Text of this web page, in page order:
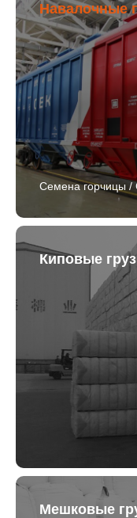
Навалочные
Семена горчицы /
Киповые
Мешковые